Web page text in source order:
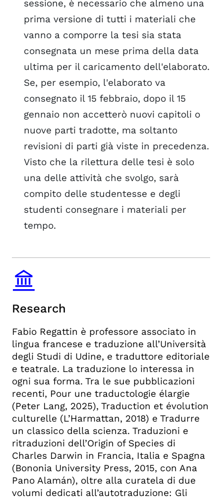
sessione, è necessario che almeno una
prima versione di tutti i materiali che
vanno a comporre la tesi sia stata
consegnata un mese prima della data
ultima per il caricamento dell'elaborato.
Se, per esempio, l'elaborato va
consegnato il 15 febbraio, dopo il 15
gennaio non accetterò nuovi capitoli o
nuove parti tradotte, ma soltanto
revisioni di parti già viste in precedenza.
Visto che la rilettura delle tesi è solo
una delle attività che svolgo, sarà
compito delle studentesse e degli
studenti consegnare i materiali per
tempo.
Research
Fabio Regattin è professore associato in
lingua francese e traduzione all’Università
degli Studi di Udine, e traduttore editoriale
e teatrale. La traduzione lo interessa in
ogni sua forma. Tra le sue pubblicazioni
recenti, Pour une traductologie élargie
(Peter Lang, 2025), Traduction et évolution
culturelle (L’Harmattan, 2018) e Tradurre
un classico della scienza. Traduzioni e
ritraduzioni dell’Origin of Species di
Charles Darwin in Francia, Italia e Spagna
(Bononia University Press, 2015, con Ana
Pano Alamán), oltre alla curatela di due
volumi dedicati all’autotraduzione: Gli